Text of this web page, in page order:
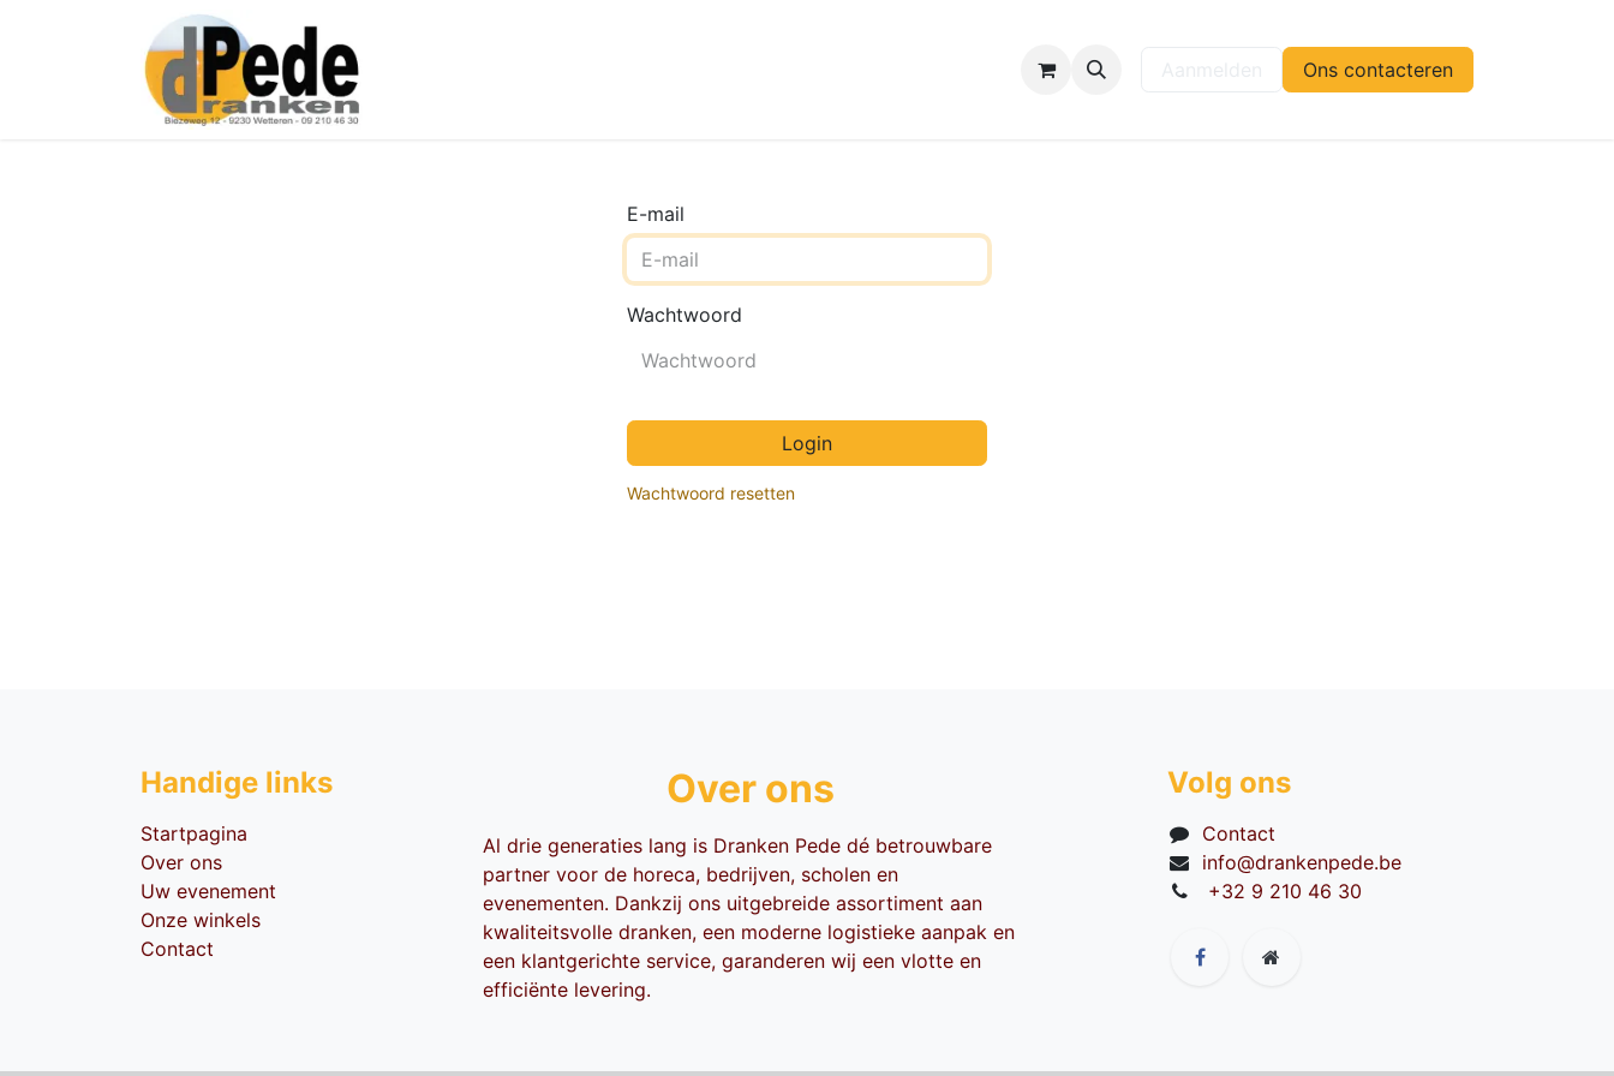
Help Ons contacteren
E-mail
Wachtwoord
Login
Wachtwoord resetten
Handige li​nks
Startpagina
Over ons
Uw evenement
Onze winkels
Contact
Over ons
Al drie generaties lang is Dranken Pede dé betrouwbare
partner voor de horeca, bedrijven, scholen en
evenementen. Dankzij ons uitgebreide assortiment aan
kwaliteitsvolle dranken, een moderne logistieke aanpak en
een klantgerichte service, garanderen wij een vlotte en
efficiënte levering.
Volg ons
Contact
info@drankenpede.be
+32 9 210 46 30